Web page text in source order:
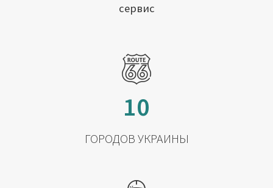
сервис
10
ГОРОДОВ УКРАИНЫ